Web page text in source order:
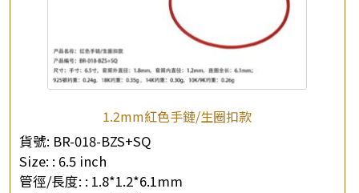
1.2mm紅色手鏈/生圈扣款
貨號: BR-018-BZS+SQ
Size: : 6.5 inch
管徑/長度: : 1.8*1.2*6.1mm